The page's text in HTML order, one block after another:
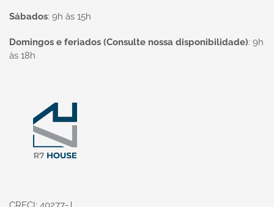
Sábados: 9h às 15h
Domingos e feriados (Consulte nossa disponibilidade): 9h
às 18h